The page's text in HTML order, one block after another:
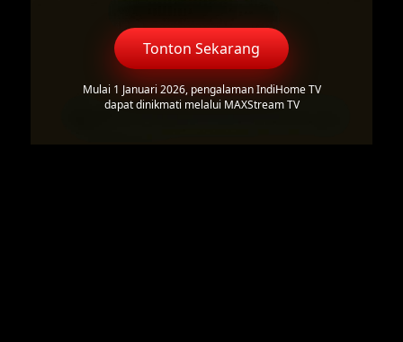
Tonton Sekarang
Mulai 1 Januari 2026, pengalaman IndiHome TV
dapat dinikmati melalui MAXStream TV